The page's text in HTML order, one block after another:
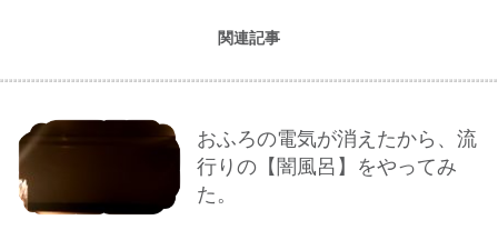
関連記事
おふろの電気が消えたから、流
行りの【闇風呂】をやってみ
た。